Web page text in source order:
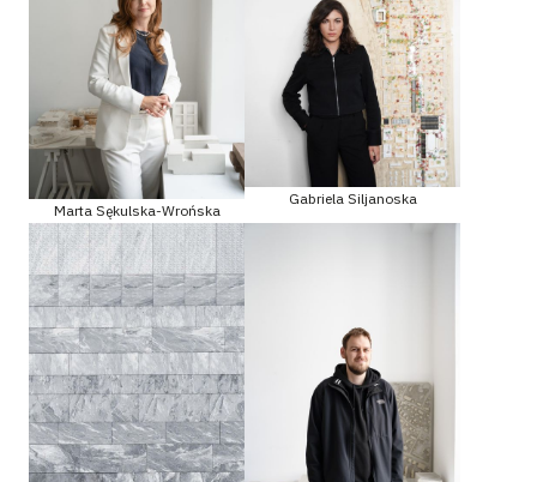
Marta Sękulska-Wrońska
Gabriela Siljanoska